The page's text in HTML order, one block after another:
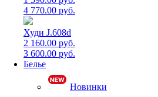
4 770.00 руб.
Худи J.608d
2 160.00 руб.
3 600.00 руб.
Белье
Новинки